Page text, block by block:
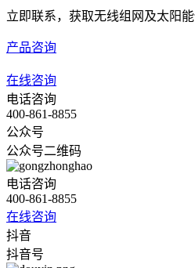
立即联系，获取无线组网及太阳
产品咨询
在线咨询
电话咨询
400-861-8855
公众号
公众号二维码
电话咨询
400-861-8855
在线咨询
抖音
抖音号